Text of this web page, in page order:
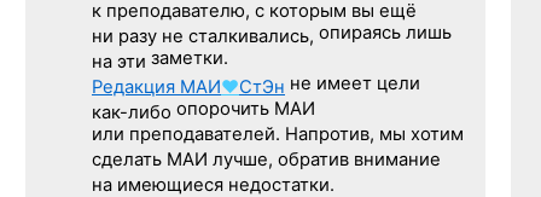
к преподавателю, с которым вы ещё
ни разу не сталкивались, опираясь лишь
на эти заметки.
Редакция МАИ♥СтЭн не имеет цели
как-либо опорочить МАИ
или преподавателей. Напротив, мы хотим
сделать МАИ лучше, обратив внимание
на имеющиеся недостатки.